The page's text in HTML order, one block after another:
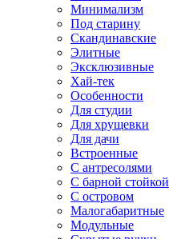
Минимализм
Под старину
Скандинавские
Элитные
Эксклюзивные
Хай-тек
Особенности
Для студии
Для хрущевки
Для дачи
Встроенные
С антресолями
С барной стойкой
С островом
Малогабаритные
Модульные